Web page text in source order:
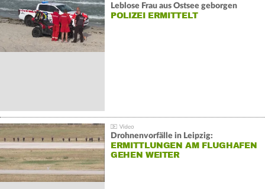
Leblose Frau aus Ostsee geborgen
POLIZEI ERMITTELT
Drohnenvorfälle in Leipzig:
ERMITTLUNGEN AM FLUGHAFEN
GEHEN WEITER